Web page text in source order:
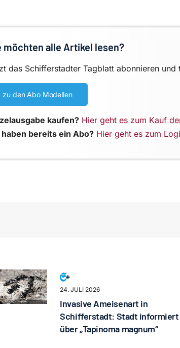
möchten alle Artikel lesen?
das Schifferstadter Tagblatt abonnieren und
zu den Abo Modellen
kaufen? Hier geht es zum Kauf
haben bereits ein Abo? Hier geht es zum
24. JULI 2026
Invasive Ameisenart in
Schifferstadt: Stadt informiert
über „Tapinoma magnum“